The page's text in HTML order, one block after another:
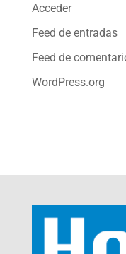
Acceder
Feed de entradas
Feed de
WordPress.org